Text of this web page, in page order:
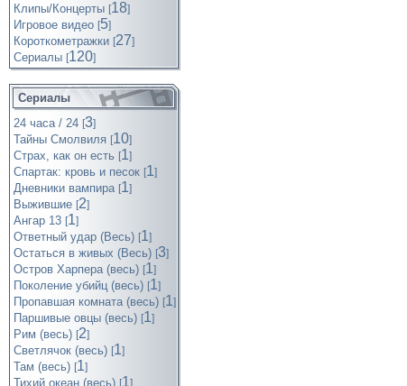
Клипы/Концерты [18]
Игровое видео [5]
Короткометражки [27]
Cериалы [120]
Сериалы
24 часа / 24 [3]
Тайны Смолвиля [10]
Страх, как он есть [1]
Спартак: кровь и песок [1]
Дневники вампира [1]
Выжившие [2]
Ангар 13 [1]
Ответный удар (Весь) [1]
Остаться в живых (Весь) [3]
Остров Харпера (весь) [1]
Поколение убийц (весь) [1]
Пропавшая комната (весь) [1]
Паршивые овцы (весь) [1]
Рим (весь) [2]
Светлячок (весь) [1]
Там (весь) [1]
Тихий океан (весь) [1]